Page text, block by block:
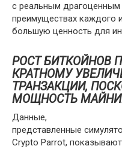
с реальным драгоценным
преимуществах каждого
большую ценность для
РОСТ БИТКОЙНОВ
КРАТНОМУ
ТРАНЗАКЦИИ,
МОЩНОСТЬ
Данные,
представленные
Crypto Parrot,